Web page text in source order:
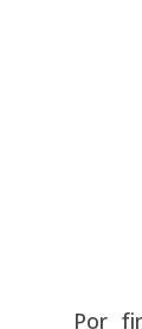
Por